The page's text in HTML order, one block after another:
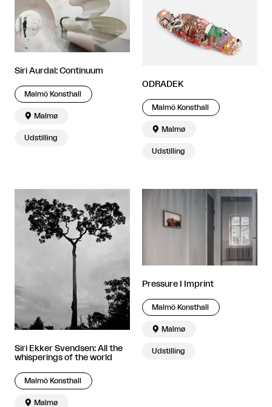
Siri Aurdal: Continuum
Malmö Konsthall
 Malmø
Udstilling
ODRADEK
Malmö Konsthall
 Malmø
Udstilling
Siri Ekker Svendsen: All the
whisperings of the world
Malmö Konsthall
 Malmø
Pressure I Imprint
Malmö Konsthall
 Malmø
Udstilling